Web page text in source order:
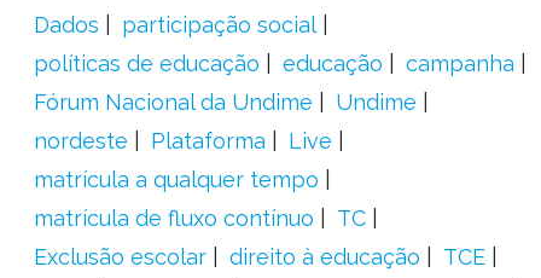
Dados
participação social
políticas de educação
educação
campanha
Fórum Nacional da Undime
Undime
nordeste
Plataforma
Live
matrícula a qualquer tempo
matrícula de fluxo contínuo
TC
Exclusão escolar
direito à educação
TCE